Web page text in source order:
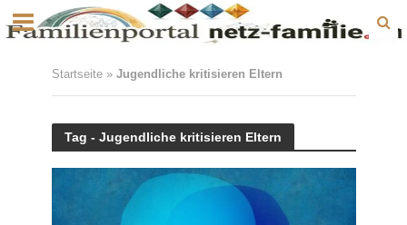
Startseite» Jugendliche kritisieren Eltern
Tag - Jugendliche kritisieren Eltern